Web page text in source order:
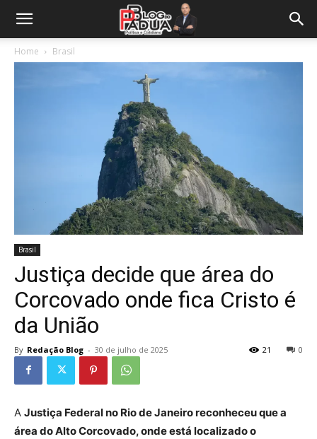
Home Brasil
Brasil
Justiça decide que área do
Corcovado onde fica Cristo é
da União
By Redação Blog - 30 de julho de 2025 0
21
A Justiça Federal no Rio de Janeiro reconheceu que a
área do Alto Corcovado, onde está localizado o